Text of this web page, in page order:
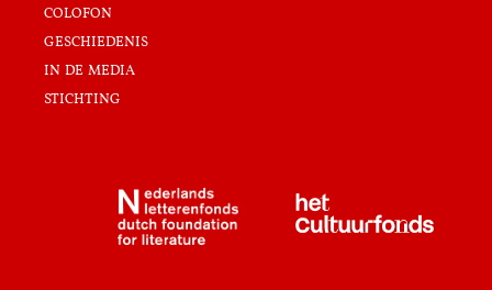
colofon
geschiedenis
in de media
stichting